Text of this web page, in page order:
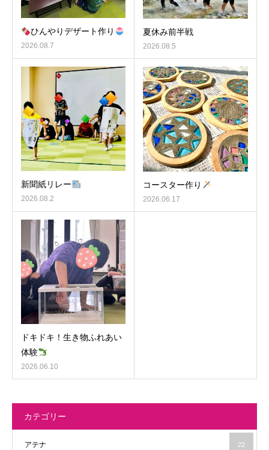
ひんやりデザート作り
2026.08.7
夏休み前半戦
2026.08.5
新聞紙リレー
2026.08.2
コースター作り
2026.06.17
ドキドキ！生き物ふれあい
体験
2026.06.10
カテゴリー
アテナ 22